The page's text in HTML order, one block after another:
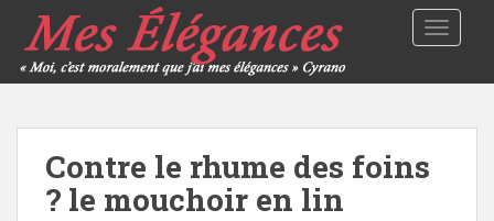
Contre le rhume des foins
? le mouchoir en lin